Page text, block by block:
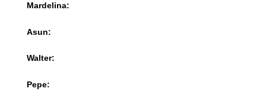
Mardelina:
Asun:
Walter:
Pepe: